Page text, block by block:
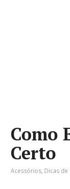
Como
Certo
Acessórios, Dicas de